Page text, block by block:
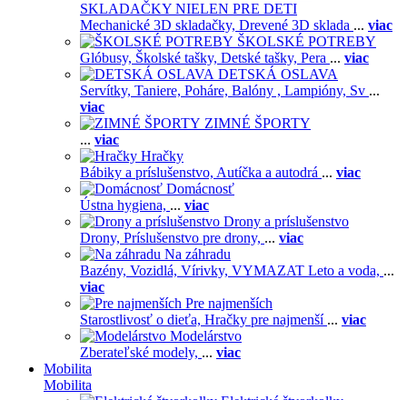
SKLADAČKY NIELEN PRE DETI
Mechanické 3D skladačky, Drevené 3D sklada ... viac
ŠKOLSKÉ POTREBY
Glóbusy, Školské tašky, Detské tašky, Pera ... viac
DETSKÁ OSLAVA
Servítky, Taniere, Poháre, Balóny , Lampióny, Sv ...
viac
ZIMNÉ ŠPORTY
... viac
Hračky
Bábiky a príslušenstvo, Autíčka a autodrá ... viac
Domácnosť
Ústna hygiena, ... viac
Drony a príslušenstvo
Drony, Príslušenstvo pre drony, ... viac
Na záhradu
Bazény, Vozidlá, Vírivky, VYMAZAT Leto a voda, ...
viac
Pre najmenších
Starostlivosť o dieťa, Hračky pre najmenší ... viac
Modelárstvo
Zberateľské modely, ... viac
Mobilita
Mobilita